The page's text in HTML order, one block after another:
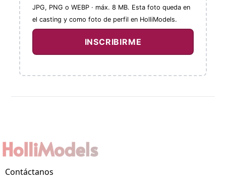
JPG, PNG o WEBP · máx. 8 MB. Esta foto queda en
el casting y como foto de perfil en HolliModels.
Contáctanos